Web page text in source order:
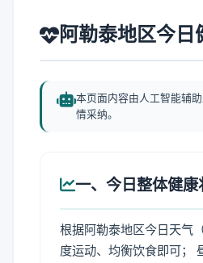
阿勒泰地区今
本页面内容由人工智能辅
情采纳。
一、今日整体健康
根据阿勒泰地区今日天气
度运动、均衡饮食即可；